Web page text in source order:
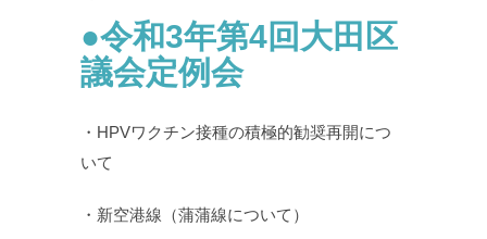
●令和3年第4回大田区
議会定例会
・HPVワクチン接種の積極的勧奨再開につ
いて
・新空港線（蒲蒲線について）